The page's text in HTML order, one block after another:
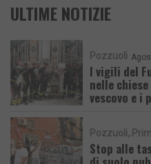
ULTIME NOTIZIE
Pozzuoli
I vigili del
nelle
vescovo e i
Pozzuoli
Stop alle